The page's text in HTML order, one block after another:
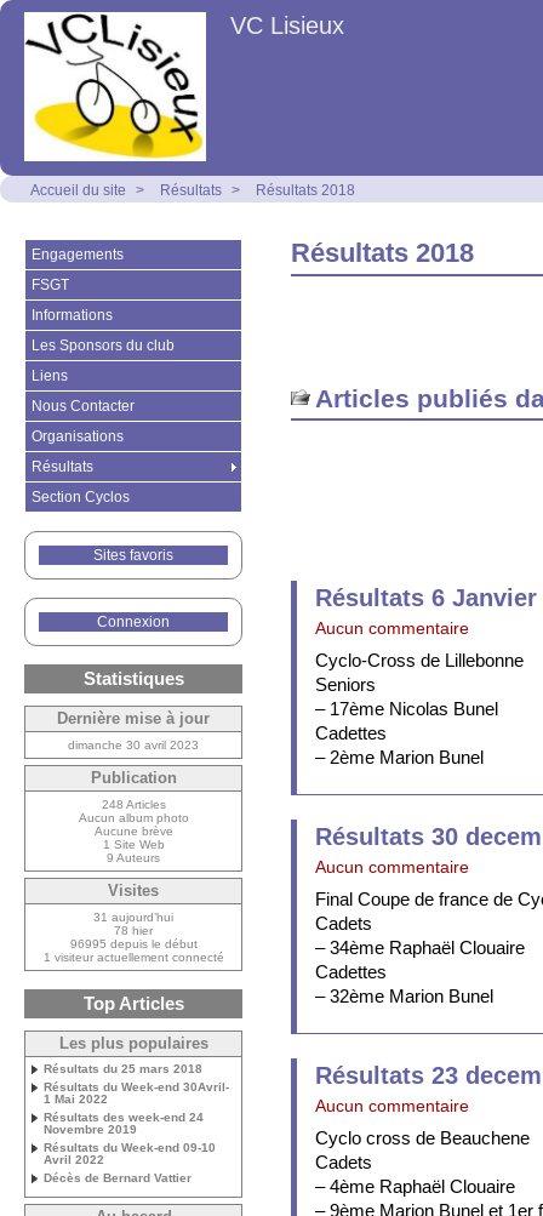
VC Lisieux
Accueil du site > Résultats > Résultats 2018
Résultats 2018
Articles publiés
Résultats 6 Janvier
Aucun commentaire
Cyclo-Cross de Lillebonne
Seniors
– 17ème Nicolas Bunel
Cadettes
– 2ème Marion Bunel
Résultats 30
Aucun commentaire
Final Coupe de france de
Cadets
– 34ème Raphaël Clouaire
Cadettes
– 32ème Marion Bunel
Résultats 23
Aucun commentaire
Cyclo cross de Beauchene
Cadets
– 4ème Raphaël Clouaire
– 9ème Marion Bunel et 1er
Engagements
FSGT
Informations
Les Sponsors du club
Liens
Nous Contacter
Organisations
Résultats
Section Cyclos
Sites favoris
Connexion
Statistiques
Dernière mise à jour
dimanche 30 avril 2023
Publication
248 Articles
Aucun album photo
Aucune brève
1 Site Web
9 Auteurs
Visites
31 aujourd’hui
78 hier
96995 depuis le début
1 visiteur actuellement connecté
Top Articles
Les plus populaires
Résultats du 25 mars 2018
Résultats du Week-end 30Avril-
1 Mai 2022
Résultats des week-end 24
Novembre 2019
Résultats du Week-end 09-10
Avril 2022
Décès de Bernard Vattier